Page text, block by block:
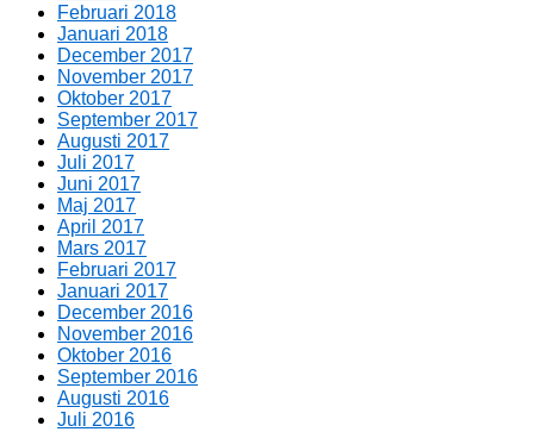
Februari 2018
Januari 2018
December 2017
November 2017
Oktober 2017
September 2017
Augusti 2017
Juli 2017
Juni 2017
Maj 2017
April 2017
Mars 2017
Februari 2017
Januari 2017
December 2016
November 2016
Oktober 2016
September 2016
Augusti 2016
Juli 2016